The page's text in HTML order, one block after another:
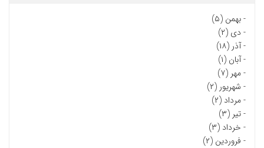
-بهمن (۵)
- دی (۲)
-آذر (۱۸)
-آبان (۱)
-مهر (۷)
- شهریور (۲)
-مرداد (۲)
-تیر (۳)
- خرداد (۳)
- فروردین (۲)